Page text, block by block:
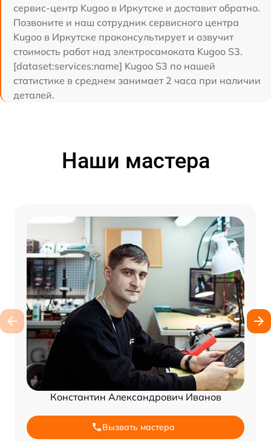
сервис-центр Kugoo в Иркутске и доставит обратно.
Позвоните и наш сотрудник сервисного центра
Kugoo в Иркутске проконсультирует и озвучит
стоимость работ над электросамоката Kugoo S3.
[dataset:services:name] Kugoo S3 по нашей
статистике в среднем занимает 2 часа при наличии
деталей.
Наши мастера
Константин Александрович Иванов
Вызвать мастера